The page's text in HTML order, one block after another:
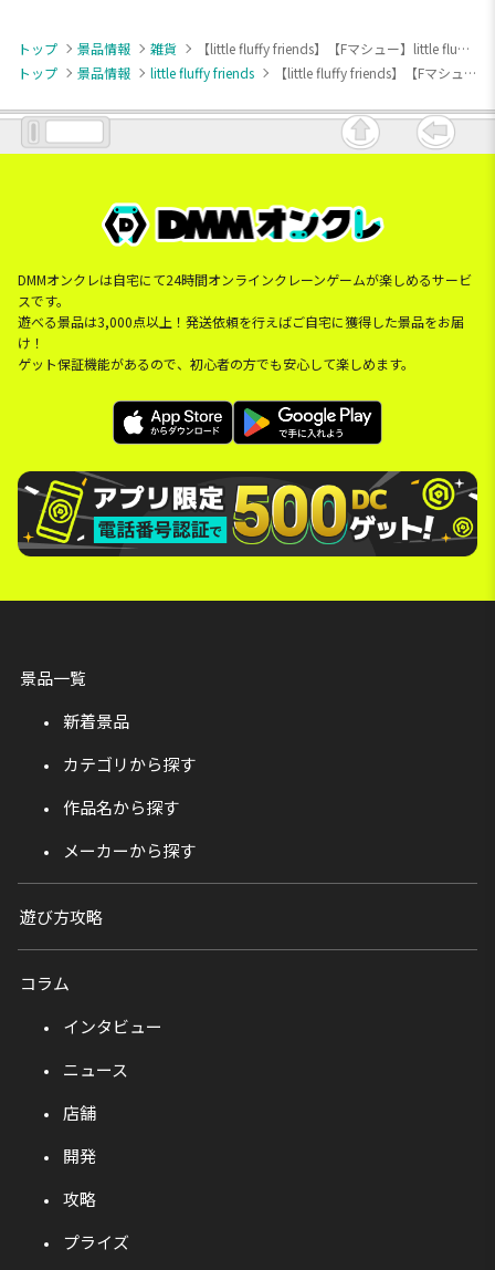
トップ 景品情報 雑貨
【little fluffy friends】【Fマシュー】little fluffy friends ミニがま口
トップ
景品情報 little fluffy friends 【little fluffy friends】【Fマシュー】little fluffy friends ミニがま口
DMMオンクレは自宅にて24時間オンラインクレーンゲームが楽しめるサービ
スです。
遊べる景品は3,000点以上！発送依頼を行えばご自宅に獲得した景品をお届
け！
ゲット保証機能があるので、初心者の方でも安心して楽しめます。
景品一覧
新着景品
カテゴリから探す
作品名から探す
メーカーから探す
遊び方攻略
コラム
インタビュー
ニュース
店舗
開発
攻略
プライズ